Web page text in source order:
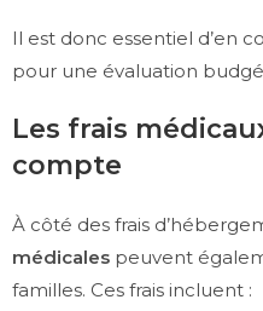
Il est donc essentiel d’en
pour une évaluation
Les frais
compte
À côté des frais
médicales peuvent
familles. Ces frais incluent :